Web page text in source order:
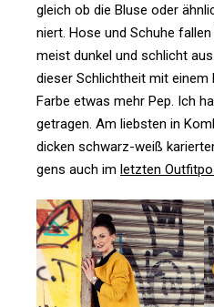
gleich ob die Bluse oder
niert. Hose und Schuhe
meist dunkel und schlicht
dieser Schlicht­heit mit einem
Farbe etwas mehr Pep. Ich
getragen. Am liebsten in
dicken schwarz-weiß
gens auch im letzten